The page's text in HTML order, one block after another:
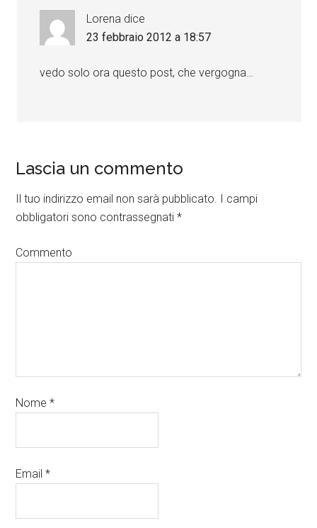
Lorena dice
23 febbraio 2012 a 18:57
vedo solo ora questo post, che vergogna…
Lascia un commento
Il tuo indirizzo email non sarà pubblicato. I campi
obbligatori sono contrassegnati*
Commento
Nome*
Email*